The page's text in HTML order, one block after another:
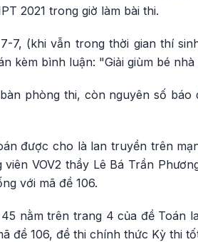
2021 trong giờ làm bài thi.
7, (khi vẫn trong thời gian thí
kèm bình luận: "Giải giùm bé
phòng thi, còn nguyên số báo
được cho là lan truyền trên
VOV2 thầy Lê Bá Trần
với mã đề 106.
nằm trên trang 4 của đề Toán
đề 106, đề thi chính thức Kỳ thi